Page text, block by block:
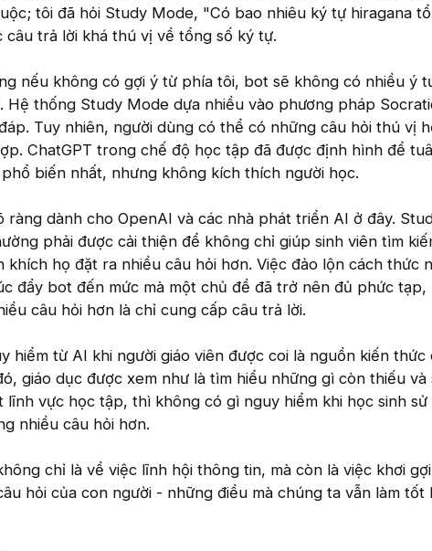
tôi đã hỏi Study Mode, "Có bao nhiêu ký tự hiragana
câu trả lời khá thú vị về tổng số ký tự.
nếu không có gợi ý từ phía tôi, bot sẽ không có nhiều ý
Hệ thống Study Mode dựa nhiều vào phương pháp
Tuy nhiên, người dùng có thể có những câu hỏi thú vị
ChatGPT trong chế độ học tập đã được định hình để
biến nhất, nhưng không kích thích người học.
ràng dành cho OpenAI và các nhà phát triển AI ở đây.
phải được cải thiện để không chỉ giúp sinh viên tìm
khích họ đặt ra nhiều câu hỏi hơn. Việc đảo lộn cách thức
đẩy bot đến mức mà một chủ đề đã trở nên đủ phức tạp,
câu hỏi hơn là chỉ cung cấp câu trả lời.
hiểm từ AI khi người giáo viên được coi là nguồn kiến thức
giáo dục được xem như là tìm hiểu những gì còn thiếu và
lĩnh vực học tập, thì không có gì nguy hiểm khi học sinh sử
nhiều câu hỏi hơn.
chỉ là về việc lĩnh hội thông tin, mà còn là việc khơi
hỏi của con người - những điều mà chúng ta vẫn làm tốt